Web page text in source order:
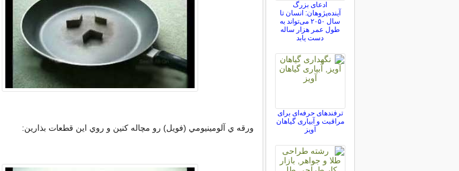
ورقه ي آلومينيومي (فويل) رو مچاله کنين و روي اين قطعات بذارين:
ادعای بزرگ
آینده‌پژوهان: انسان تا
سال ۲۰۵۰ می‌تواند به
طول عمر هزار ساله
دست یابد
ترفندهای حرفه‌ای برای
مراقبت و آبیاری گیاهان
آویز